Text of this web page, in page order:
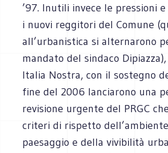
’97. Inutili invece le pressioni
i nuovi reggitori del Comune
all’urbanistica si alternarono
mandato del sindaco
Italia Nostra, con il sostegno
fine del 2006 lanciarono una
revisione urgente del PRGC
criteri di rispetto
paesaggio e della vivibilità